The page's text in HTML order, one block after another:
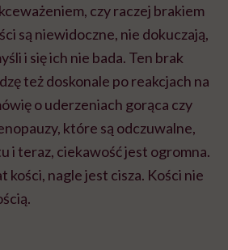
czy raczej brakiem
są niewidoczne, nie dokuczają,
i się ich nie bada. Ten brak
też doskonale po reakcjach na
o uderzeniach gorąca czy
które są odczuwalne,
i teraz, ciekawość jest ogromna.
kości, nagle jest cisza. Kości nie